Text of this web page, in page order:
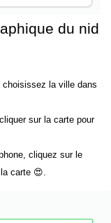
du nid
la ville dans
sur la carte pour
cliquez sur le
carte 😍.